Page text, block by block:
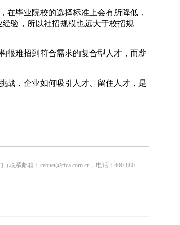
毕业院校的选择标准上会有所降低，
验，所以社招规模也远大于校招规
难招到符合需求的复合型人才，而薪
，企业如何吸引人才、留住人才，是
系邮箱：cebnet@cfca.com.cn，电话：400-880-